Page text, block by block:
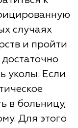
случаях
и пройти
уколы. Если
в больницу,
Для этого